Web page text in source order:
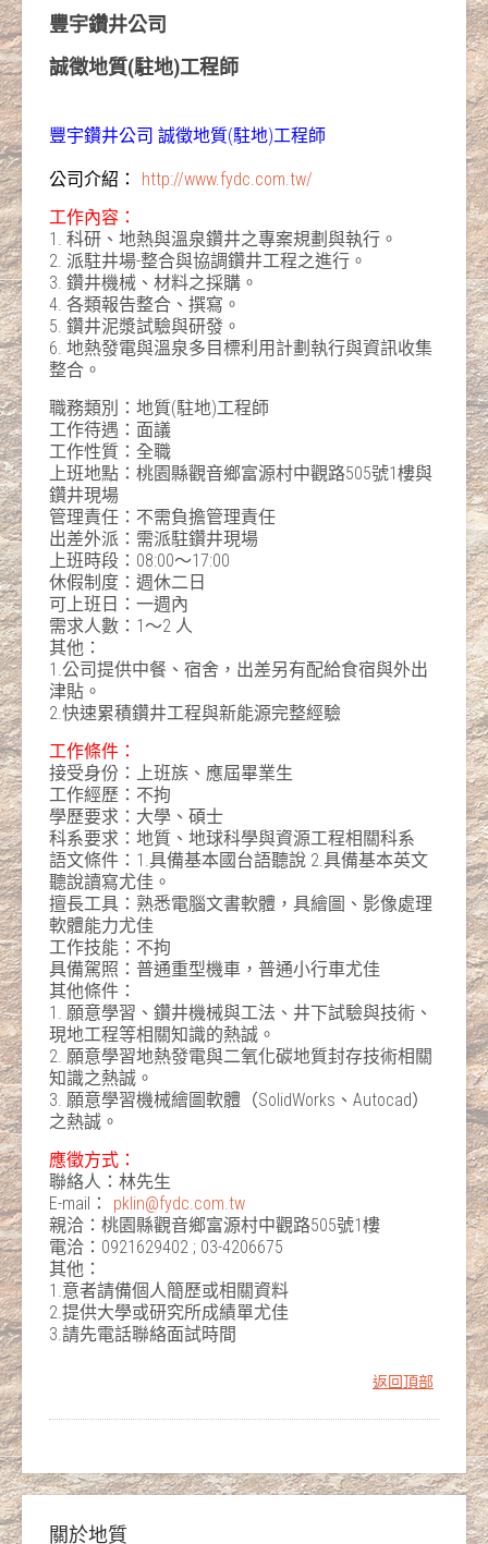
豐宇鑽井公司
誠徵地質(駐地)工程師
豐宇鑽井公司 誠徵地質(駐地)工程師
公司介紹：
http://www.fydc.com.tw/
工作內容：
1. 科研、地熱與溫泉鑽井之專案規劃與執行。
2. 派駐井場-整合與協調鑽井工程之進行。
3. 鑽井機械、材料之採購。
4. 各類報告整合、撰寫。
5. 鑽井泥漿試驗與研發。
6. 地熱發電與溫泉多目標利用計劃執行與資訊收集
整合。
職務類別：地質(駐地)工程師
工作待遇 ： 面議
工作性質：全職
上班地點：桃園縣觀音鄉富源村中觀路505號1樓與
鑽井現場
管理責任：不需負擔管理責任
出差外派：需派駐鑽井現場
上班時段：08:00～17:00
休假制度：週休二日
可上班日：一週內
需求人數：1～2 人
其他：
1.公司提供中餐、宿舍，出差另有配給食宿與外出
津貼。
2.快速累積鑽井工程與新能源完整經驗
工作條件 ：
接受身份：上班族、應屆畢業生
工作經歷：不拘
學歷要求：大學、碩士
科系要求：地質、地球科學與資源工程相關科系
語文條件：1.具備基本國台語聽說 2.具備基本英文
聽說讀寫尤佳。
擅長工具：熟悉電腦文書軟體，具繪圖、影像處理
軟體能力尤佳
工作技能：不拘
具備駕照：普通重型機車，普通小行車尤佳
其他條件：
1. 願意學習、鑽井機械與工法、井下試驗與技術、
現地工程等相關知識的熱誠。
2. 願意學習地熱發電與二氧化碳地質封存技術相關
知識之熱誠。
3. 願意學習機械繪圖軟體（SolidWorks、Autocad）
之熱誠。
應徵方式 ：
聯絡人：林先生
E-mail：
pklin@fydc.com.tw
親洽：桃園縣觀音鄉富源村中觀路505號1樓
電洽：0921629402 ; 03-4206675
其他：
1.意者請備個人簡歷或相關資料
2.提供大學或研究所成績單尤佳
3.請先電話聯絡面試時間
返回頂部
關於地質